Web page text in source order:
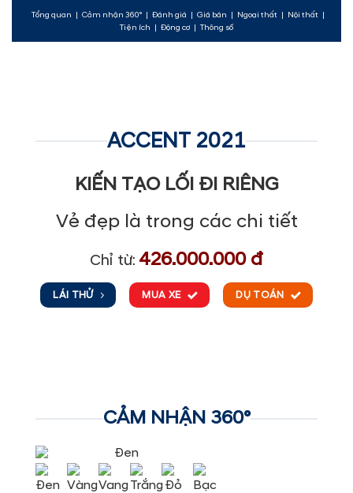
Tổng quan Cảm nhận 360° Đánh giá Giá bán Ngoại thất Nội thất
Tiện ích
Động cơ Thông số
ACCENT 2021
KIẾN TẠO LỐI ĐI RIÊNG
Vẻ đẹp là trong các chi tiết
Chỉ từ: 426.000.000 đ
LÁI THỬ MUA XE DỤ TOÁN
CẢM NHẬN 360°
Đen